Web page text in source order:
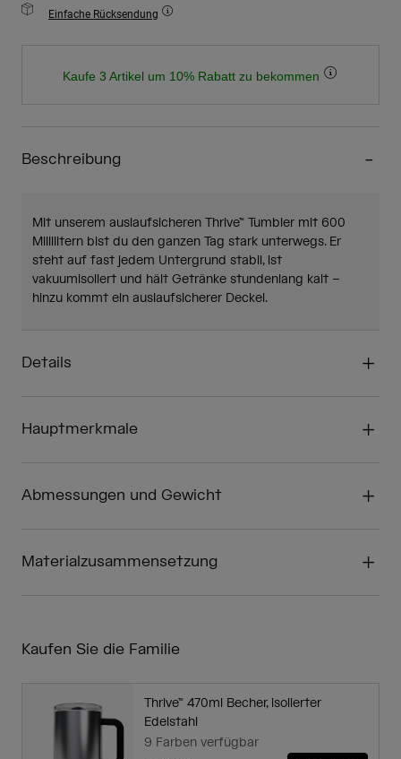
Einfache Rücksendung
Kaufe 3 Artikel um 10% Rabatt zu bekommen
Beschreibung
Mit unserem auslaufsicheren Thrive™ Tumbler mit 600
Millilitern bist du den ganzen Tag stark unterwegs. Er
steht auf fast jedem Untergrund stabil, ist
vakuumisoliert und hält Getränke stundenlang kalt –
hinzu kommt ein auslaufsicherer Deckel.
Details
Hauptmerkmale
Abmessungen und Gewicht
Materialzusammensetzung
Kaufen Sie die Familie
Thrive™ 470ml Becher, isolierter
Edelstahl
9 Farben verfügbar